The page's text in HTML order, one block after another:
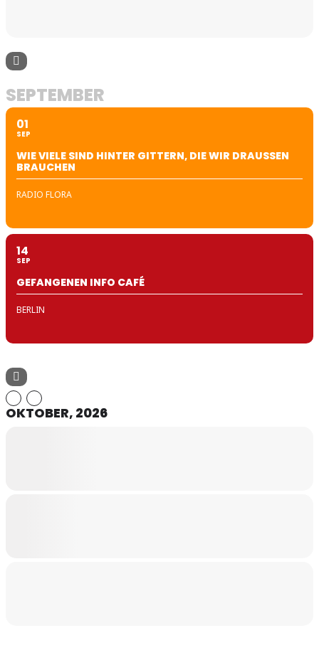
SEPTEMBER
01
SEP
WIE VIELE SIND HINTER GITTERN, DIE WIR DRAUSSEN B
RAUCHEN
RADIO FLORA
14
SEP
GEFANGENEN INFO CAFÉ
BERLIN
OKTOBER, 2026